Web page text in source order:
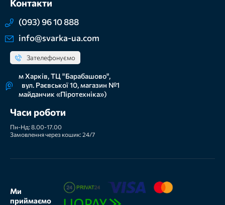
Контакти
(093) 96 10 888
info@svarka-ua.com
Зателефонуємо
м Харків, ТЦ "Барабашово",
вул. Раєвської 10, магазин №1
майданчик «Піротехніка»)
Часи роботи
Пн-Нд: 8.00-17.00
Замовлення через кошик: 24/7
Ми
приймаємо